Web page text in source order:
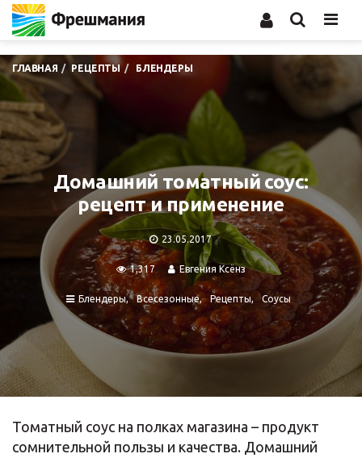
ГЛАВНАЯ РЕЦЕПТЫ БЛЕНДЕРЫ
Домашний томатный соус:
рецепт и применение
23.05.2017
1,317 Евгения Ксёнз
Блендеры Всесезонные Рецепты Соусы
Томатный соус на полках магазина – продукт
сомнительной пользы и качества. Домашний